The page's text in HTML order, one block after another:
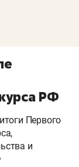
РФ
Первого
и